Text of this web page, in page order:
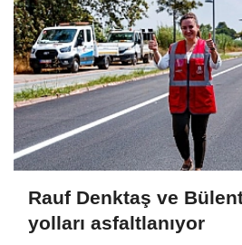
Rauf Denktaş ve
yolları asfaltlanıyor